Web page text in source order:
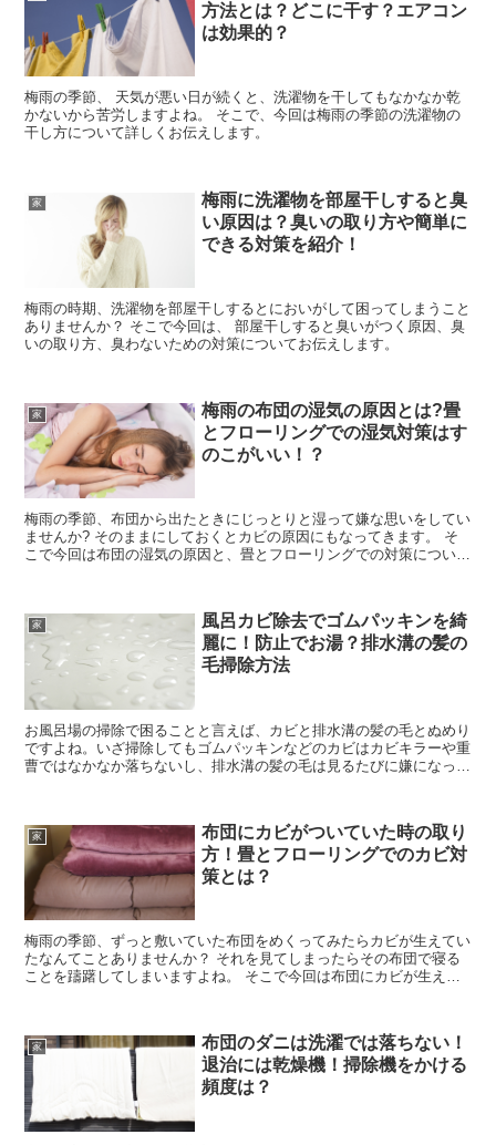
方法とは？どこに干す？エアコン
は効果的？
梅雨の季節、 天気が悪い日が続くと、洗濯物を干してもなかなか乾
かないから苦労しますよね。 そこで、今回は梅雨の季節の洗濯物の
干し方について詳しくお伝えします。
家
梅雨に洗濯物を部屋干しすると臭
い原因は？臭いの取り方や簡単に
できる対策を紹介！
梅雨の時期、洗濯物を部屋干しするとにおいがして困ってしまうこと
ありませんか？ そこで今回は、 部屋干しすると臭いがつく原因、臭
いの取り方、臭わないための対策についてお伝えします。
家
梅雨の布団の湿気の原因とは?畳
とフローリングでの湿気対策はす
のこがいい！？
梅雨の季節、布団から出たときにじっとりと湿って嫌な思いをしてい
ませんか? そのままにしておくとカビの原因にもなってきます。 そ
こで今回は布団の湿気の原因と、畳とフローリングでの対策について
家
風呂カビ除去でゴムパッキンを綺
麗に！防止でお湯？排水溝の髪の
毛掃除方法
お風呂場の掃除で困ることと言えば、カビと排水溝の髪の毛とぬめり
ですよね。いざ掃除してもゴムパッキンなどのカビはカビキラーや重
曹ではなかなか落ちないし、排水溝の髪の毛は見るたびに嫌になって
家
布団にカビがついていた時の取り
方！畳とフローリングでのカビ対
策とは？
梅雨の季節、ずっと敷いていた布団をめくってみたらカビが生えてい
たなんてことありませんか？ それを見てしまったらその布団で寝る
ことを躊躇してしまいますよね。 そこで今回は布団にカビが生えて
家
布団のダニは洗濯では落ちない！
退治には乾燥機！掃除機をかける
頻度は？